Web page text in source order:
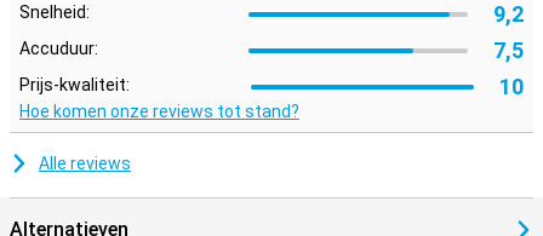
Snelheid: 9,2
Accuduur: 7,5
Prijs-kwaliteit: 10
Hoe komen onze reviews tot stand?
Alle reviews
Alternatieven